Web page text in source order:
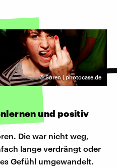
©Søren | photocase.de
und positiv
Die war nicht weg,
lange verdrängt oder
Gefühl umgewandelt.